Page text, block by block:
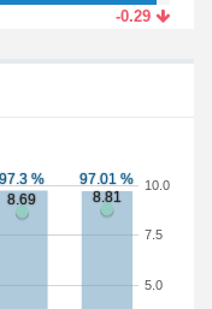
-0.29
5.0
7.5
10.0